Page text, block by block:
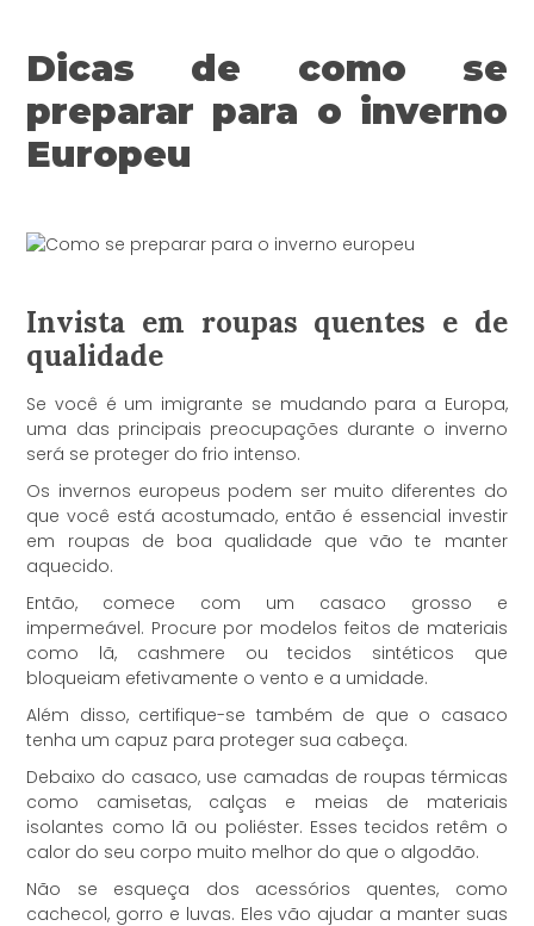
Dicas de como se
preparar para o inverno
Europeu
Invista em roupas quentes e de
qualidade
Se você é um imigrante se mudando para a Europa,
uma das principais preocupações durante o inverno
será se proteger do frio intenso.
Os invernos europeus podem ser muito diferentes do
que você está acostumado, então é essencial investir
em roupas de boa qualidade que vão te manter
aquecido.
Então, comece com um casaco grosso e
impermeável. Procure por modelos feitos de materiais
como lã, cashmere ou tecidos sintéticos que
bloqueiam efetivamente o vento e a umidade.
Além disso, certifique-se também de que o casaco
tenha um capuz para proteger sua cabeça.
Debaixo do casaco, use camadas de roupas térmicas
como camisetas, calças e meias de materiais
isolantes como lã ou poliéster. Esses tecidos retêm o
calor do seu corpo muito melhor do que o algodão.
Não se esqueça dos acessórios quentes, como
cachecol, gorro e luvas. Eles vão ajudar a manter suas